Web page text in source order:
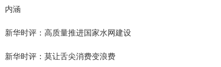
内涵
新华时评：高质量推进国家水网建设
新华时评：莫让舌尖消费变浪费